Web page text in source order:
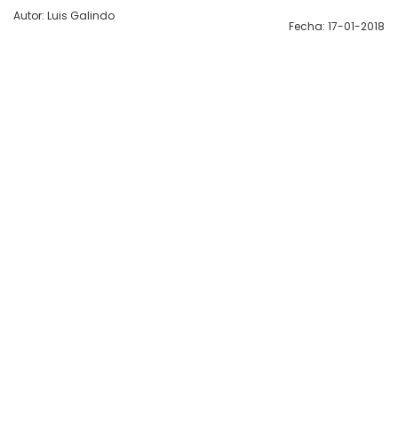
Autor: Luis Galindo
Fecha: 17-01-2018